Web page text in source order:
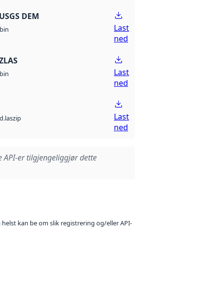
DEM
bin
Last
ned
bin
Last
ned
Last
ned
API-er tilgjengeliggjør dette
kan be om slik registrering og/eller API-